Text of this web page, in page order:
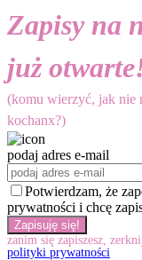
Zapisy na
już
(komu wierzyć, jak nie
kochanx?)
podaj adres e-mail
Potwierdzam, że
prywatności i chcę
zanim się zapiszesz,
polityki prywatności